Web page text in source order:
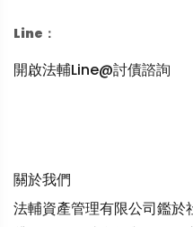
Line：
開啟法輔Line@討債諮詢
關於我們
法輔資產管理有限公司鑑